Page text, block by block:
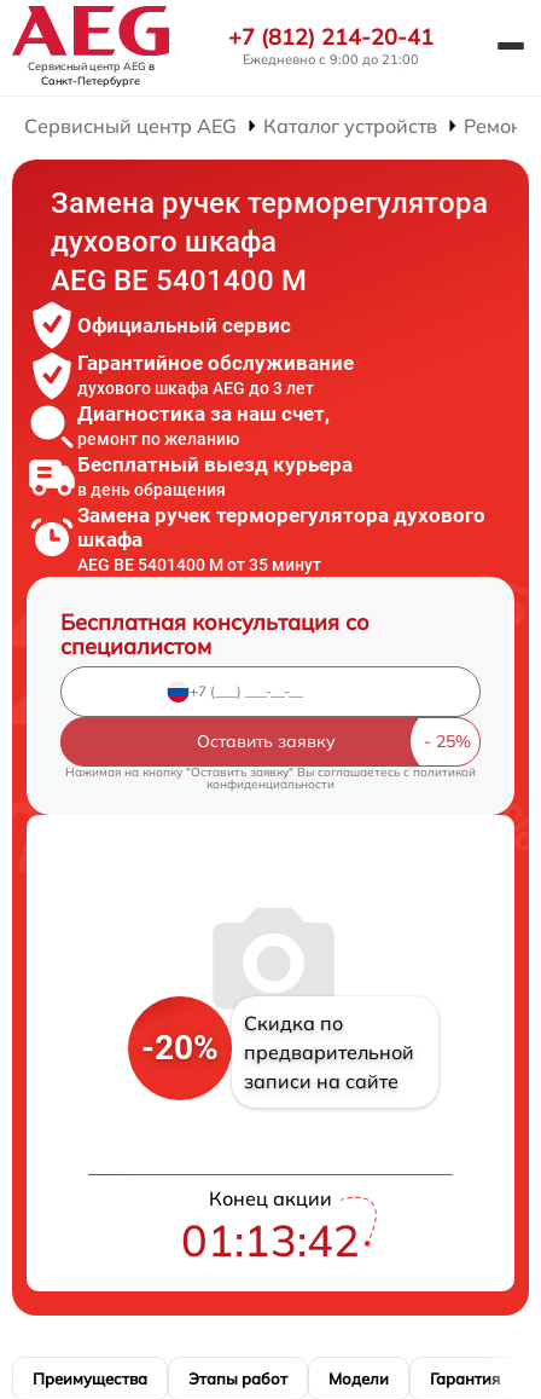
Сервисный центр AEG в
Санкт-Петербурге
+7 (812) 214-20-41
Ежедневно с 9:00 до 21:00
Сервисный центр AEG Каталог устройств
Замена ручек терморегулятора
духового шкафа
AEG BE 5401400 M
Официальный сервис
Гарантийное обслуживание
духового шкафа AEG до 3 лет
Диагностика за наш счет,
ремонт по желанию
Бесплатный выезд курьера
в день обращения
Замена ручек терморегулятора духового
шкафа
AEG BE 5401400 M от 35 минут
Бесплатная консультация со
специалистом
Оставить заявку
Нажимая на кнопку "Оставить заявку" Вы соглашаетесь cполитикой
конфиденциальности
-20%
Скидка по
предварительной
записи на сайте
Конец акции
01:13:41
Преимущества Этапы работ Модели Гарантия